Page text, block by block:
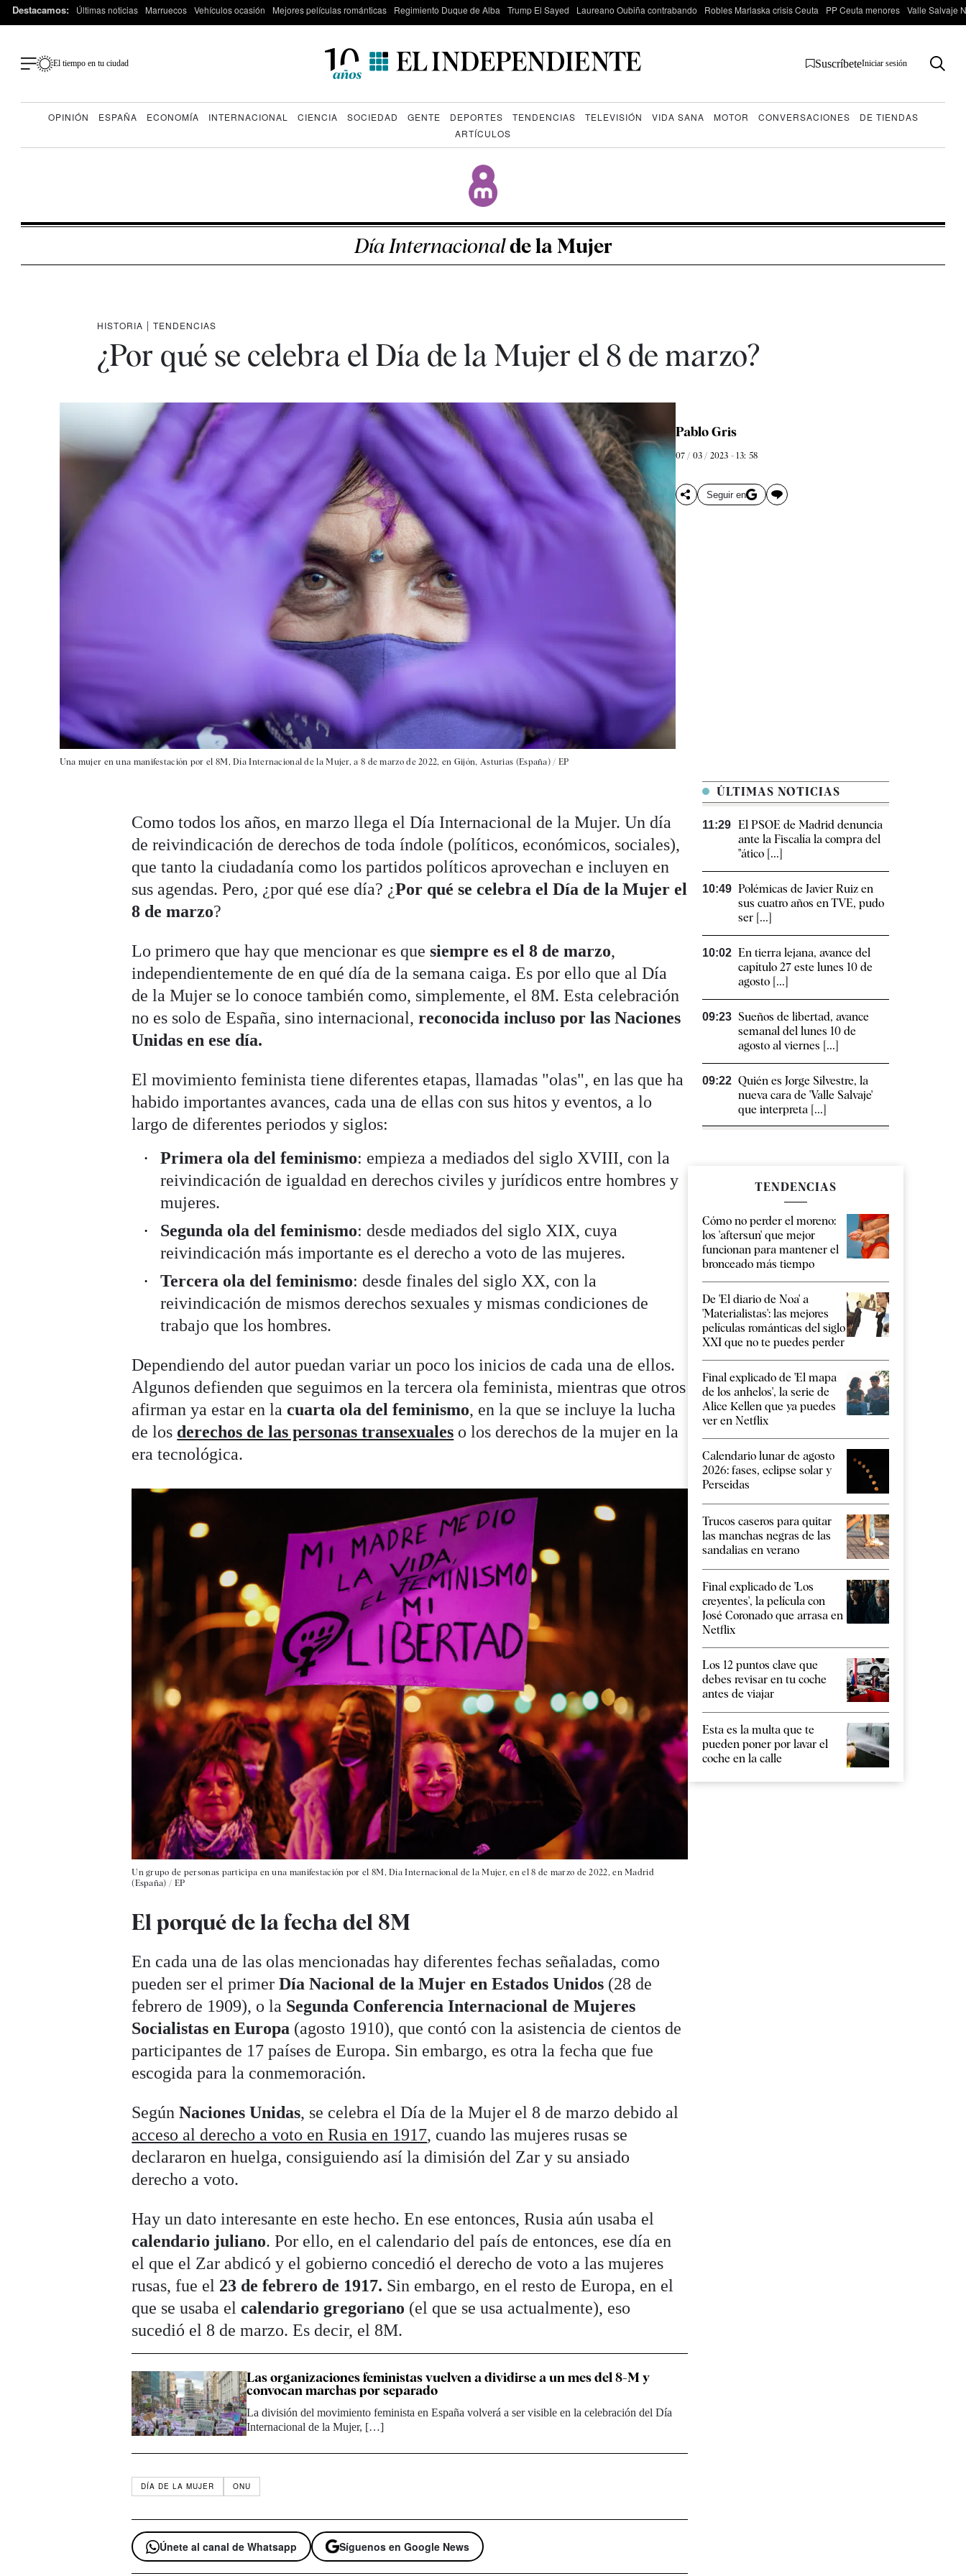
Destacamos: Últimas noticias Marruecos Vehículos ocasión Mejores películas románticas Regimiento Duque de Alba Trump El Sayed Laureano Oubiña contrabando Robles Marlaska crisis Ceuta PP Ceuta menores Valle Salvaje
El tiempo en tu ciudad SuscríbeteIniciar sesión
OPINIÓN ESPAÑA ECONOMÍA INTERNACIONAL CIENCIA SOCIEDAD GENTE DEPORTES TENDENCIAS TELEVISIÓN VIDA SANA MOTOR CONVERSACIONES
DE TIENDAS
ARTÍCULOS
Día Internacionalde la Mujer
HISTORIA | TENDENCIAS
¿Por qué se celebra el Día de la Mujer el 8 de marzo?
Una mujer en una manifestación por el 8M, Día Internacional de la Mujer, a 8 de marzo de 2022, en Gijón, Asturias (España) / EP
Pablo Gris
07 / 03 / 2023 - 13: 58
Seguir en
Como todos los años, en marzo llega el Día Internacional de la Mujer. Un día
de reivindicación de derechos de toda índole (políticos, económicos, sociales),
que tanto la ciudadanía como los partidos políticos aprovechan e incluyen en
sus agendas. Pero, ¿por qué ese día? ¿Por qué se celebra el Día de la Mujer el
8 de marzo?
Lo primero que hay que mencionar es quesiempre es el 8 de marzo,
independientemente de en qué día de la semana caiga. Es por ello que al Día
de la Mujer se lo conoce también como, simplemente, el 8M. Esta celebración
no es solo de España, sino internacional, reconocida incluso por las Naciones
Unidas en ese día.
El movimiento feminista tiene diferentes etapas, llamadas "olas", en las que ha
habido importantes avances, cada una de ellas con sus hitos y eventos, a lo
largo de diferentes periodos y siglos:
Primera ola del feminismo: empieza a mediados del siglo XVIII, con la
reivindicación de igualdad en derechos civiles y jurídicos entre hombres y
mujeres.
Segunda ola del feminismo: desde mediados del siglo XIX, cuya
reivindicación más importante es el derecho a voto de las mujeres.
Tercera ola del feminismo: desde finales del siglo XX, con la
reivindicación de mismos derechos sexuales y mismas condiciones de
trabajo que los hombres.
Dependiendo del autor puedan variar un poco los inicios de cada una de ellos.
Algunos defienden que seguimos en la tercera ola feminista, mientras que otros
afirman ya estar en lacuarta ola del feminismo, en la que se incluye la lucha
de los derechos de las personas transexuales o los derechos de la mujer en la
era tecnológica.
Un grupo de personas participa en una manifestación por el 8M, Día Internacional de la Mujer, en el 8 de marzo de 2022, en Madrid
(España) / EP
El porqué de la fecha del 8M
En cada una de las olas mencionadas hay diferentes fechas señaladas, como
pueden ser el primerDía Nacional de la Mujer en Estados Unidos (28 de
febrero de 1909), o la Segunda Conferencia Internacional de Mujeres
Socialistas en Europa (agosto 1910), que contó con la asistencia de cientos de
participantes de 17 países de Europa. Sin embargo, es otra la fecha que fue
escogida para la conmemoración.
SegúnNaciones Unidas, se celebra el Día de la Mujer el 8 de marzo debido al
acceso al derecho a voto en Rusia en 1917, cuando las mujeres rusas se
declararon en huelga, consiguiendo así la dimisión del Zar y su ansiado
derecho a voto.
Hay un dato interesante en este hecho. En ese entonces, Rusia aún usaba el
calendario juliano. Por ello, en el calendario del país de entonces, ese día en
el que el Zar abdicó y el gobierno concedió el derecho de voto a las mujeres
rusas, fue el 23 de febrero de 1917. Sin embargo, en el resto de Europa, en el
que se usaba elcalendario gregoriano (el que se usa actualmente), eso
sucedió el 8 de marzo. Es decir, el 8M.
Las organizaciones feministas vuelven a dividirse a un mes del 8-M y
convocan marchas por separado
La división del movimiento feminista en España volverá a ser visible en la celebración del Día
Internacional de la Mujer, […]
DÍA DE LA MUJER ONU
Únete al canal de Whatsapp Síguenos en Google News
ÚLTIMAS NOTICIAS
11:29 El PSOE de Madrid denuncia
ante la Fiscalía la compra del
"ático [...]
10:49 Polémicas de Javier Ruiz en
sus cuatro años en TVE, pudo
ser [...]
10:02 En tierra lejana, avance del
capítulo 27 este lunes 10 de
agosto [...]
09:23 Sueños de libertad, avance
semanal del lunes 10 de
agosto al viernes [...]
09:22 Quién es Jorge Silvestre, la
nueva cara de 'Valle Salvaje'
que interpreta [...]
TENDENCIAS
Cómo no perder el moreno:
los 'aftersun' que mejor
funcionan para mantener el
bronceado más tiempo
De 'El diario de Noa' a
'Materialistas': las mejores
películas románticas del siglo
XXI que no te puedes perder
Final explicado de 'El mapa
de los anhelos', la serie de
Alice Kellen que ya puedes
ver en Netflix
Calendario lunar de agosto
2026: fases, eclipse solar y
Perseidas
Trucos caseros para quitar
las manchas negras de las
sandalias en verano
Final explicado de 'Los
creyentes', la película con
José Coronado que arrasa en
Netflix
Los 12 puntos clave que
debes revisar en tu coche
antes de viajar
Esta es la multa que te
pueden poner por lavar el
coche en la calle